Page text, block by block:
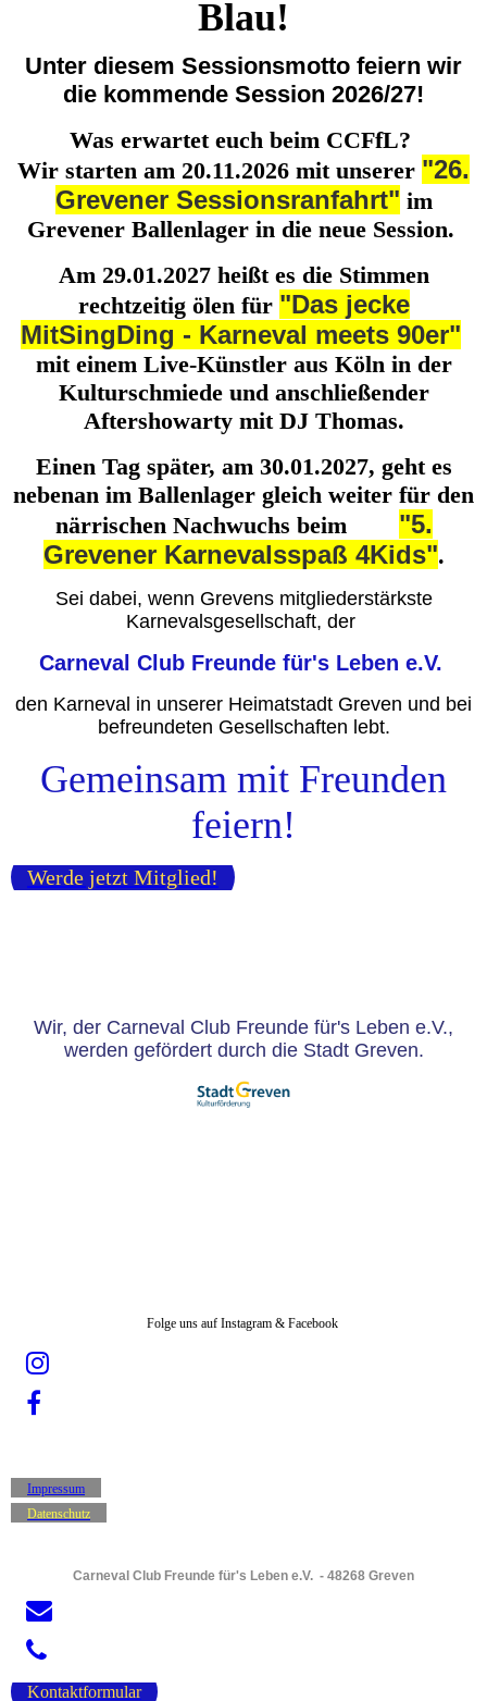
Blau!
Unter diesem Sessionsmotto feiern wir
die kommende Session 2026/27!
Was erwartet euch beim CCFfL?
Wir starten am 20.11.2026 mit unserer "26.
Grevener Sessionsranfahrt" im
Grevener Ballenlager in die neue Session.
Am 29.01.2027 heißt es die Stimmen
rechtzeitig ölen für "Das jecke
MitSingDing - Karneval meets 90er"
mit einem Live-Künstler aus Köln in der
Kulturschmiede und anschließender
Aftershowarty mit DJ Thomas.
Einen Tag später, am 30.01.2027, geht es
nebenan im Ballenlager gleich weiter für den
närrischen Nachwuchs beim "5.
Grevener Karnevalsspaß 4Kids".
Sei dabei, wenn Grevens mitgliederstärkste
Karnevalsgesellschaft, der
Carneval Club Freunde für's Leben e.V.
den Karneval in unserer Heimatstadt Greven und bei
befreundeten Gesellschaften lebt.
Gemeinsam mit Freunden
feiern!
Werde jetzt Mitglied!
Wir, der Carneval Club Freunde für's Leben e.V.,
werden gefördert durch die Stadt Greven.
Folge uns auf Instagram & Facebook
Impressum
Datenschutz
Carneval Club Freunde für's Leben e.V. - 48268 Greven
Kontaktformular